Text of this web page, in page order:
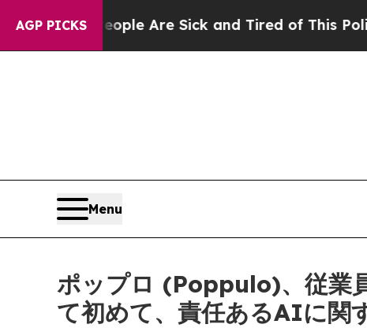
AGP PICKS
“People Are Sick and Tired of This Politics of
Menu
ポップロ (Poppulo)、従業
て初めて、責任あるAIに関